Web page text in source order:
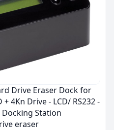
Drive Eraser Dock for
+ 4Kn Drive - LCD/ RS232 -
Docking Station
eraser